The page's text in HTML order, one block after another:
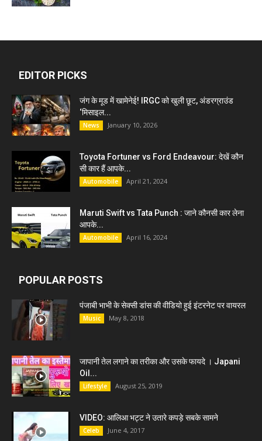
EDITOR PICKS
जंग के मूड में खामेनेई! IRGC को खुली छूट, अंडरग्राउंड
‘मिसाइल...
News January 10, 2026
Toyota Fortuner vs Ford Endeavour: देखें कौन
सी कार हैं आपके...
Automobile April 21, 2024
Maruti Swift vs Tata Punch : जाने कौनसी कार लेना
आपके...
Automobile April 16, 2024
POPULAR POSTS
पंजाबी भाभी के सेक्सी डांस की वीडियो हुई इंटरनेट पर वायरल
Music May 8, 2018
जापानी तेल लगाने का तरीका और उसके फायदे । Japani
Oil...
Lifestyle August 25, 2019
VIDEO: आलिआ भट्ट ने उतारे कपड़े सबके सामने
Celeb June 4, 2017